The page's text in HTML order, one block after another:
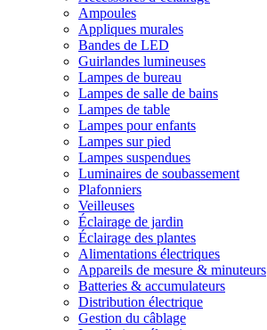
Ampoules
Appliques murales
Bandes de LED
Guirlandes lumineuses
Lampes de bureau
Lampes de salle de bains
Lampes de table
Lampes pour enfants
Lampes sur pied
Lampes suspendues
Luminaires de soubassement
Plafonniers
Veilleuses
Éclairage de jardin
Éclairage des plantes
Alimentations électriques
Appareils de mesure & minuteurs
Batteries & accumulateurs
Distribution électrique
Gestion du câblage